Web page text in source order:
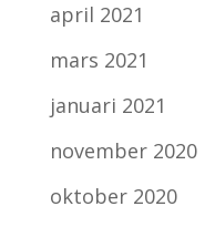
april 2021
mars 2021
januari 2021
november 2020
oktober 2020